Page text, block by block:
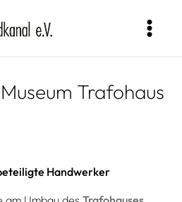
Trafohaus
Handwerker